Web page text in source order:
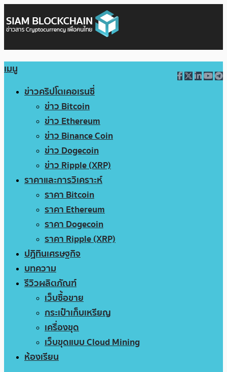
เมนู
ข่าวคริปโตเคอเรนซี่
ข่าว Bitcoin
ข่าว Ethereum
ข่าว Binance Coin
ข่าว Dogecoin
ข่าว Ripple (XRP)
ราคาและการวิเคราะห์
ราคา Bitcoin
ราคา Ethereum
ราคา Dogecoin
ราคา Ripple (XRP)
ปฏิทินเศรษฐกิจ
บทความ
รีวิวผลิตภัณฑ์
เว็บซื้อขาย
กระเป๋าเก็บเหรียญ
เครื่องขุด
เว็บขุดแบบ Cloud Mining
ห้องเรียน